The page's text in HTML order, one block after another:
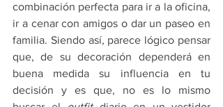
combinación perfecta para ir a la oficina,
ir a cenar con amigos o dar un paseo en
familia. Siendo así, parece lógico pensar
que, de su decoración dependerá en
buena medida su influencia en tu
decisión y es que, no es lo mismo